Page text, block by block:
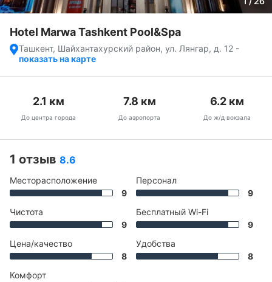
Hotel Marwa Tashkent Pool&Spa
Ташкент, Шайхантахурский район, ул. Лянгар, д. 12 -
показать на карте
2.1 км
До центра города
7.8 км
До аэропорта
6.2км
До ж/д вокзала
1 отзыв 8.6
Месторасположение
9
Чистота
9
Цена/качество
8
Комфорт
Персонал
9
Бесплатный Wi-Fi
9
Удобства
8